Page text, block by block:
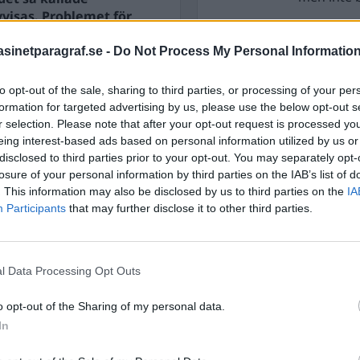
- Do Not Process My Personal Information
opt-out of the sale, sharing to third parties, or processing of your
for targeted advertising by us, please use the below opt-out
selection. Please note that after your opt-out request is processed
interest-based ads based on personal information utilized by us
to third parties prior to your opt-out. You may separately
of your personal information by third parties on the IAB’s list of
This information may also be disclosed by us to third parties on the
Participants that may further disclose it to other third parties.
Data Processing Opt Outs
opt-out of the Sharing of my personal data.
Problemet för
upp för andra
en så kallad grupptalan,
Stöd Para§raf –
PRENUMERERA PÅ
Advokat
Börje R